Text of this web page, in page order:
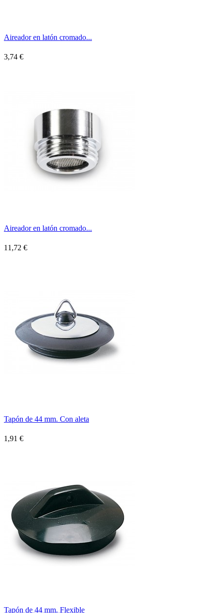
Aireador en latón cromado...
3,74 €
Aireador en latón cromado...
11,72 €
Tapón de 44 mm. Con aleta
1,91 €
Tapón de 44 mm. Flexible